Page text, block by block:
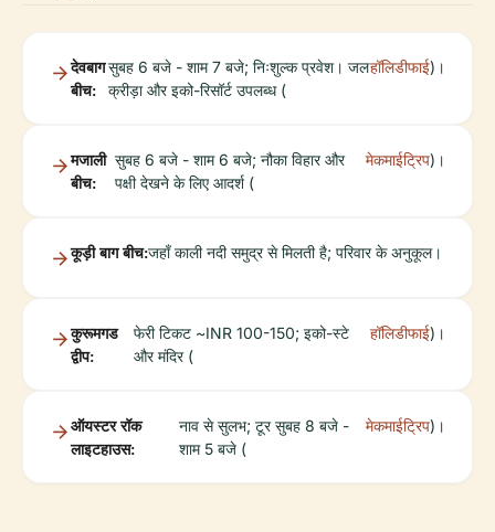
देवबाग
बीच:
सुबह 6 बजे - शाम 7 बजे; निःशुल्क प्रवेश। जल
क्रीड़ा और इको-रिसॉर्ट उपलब्ध (
हॉलिडीफाई)।
मजाली
बीच:
सुबह 6 बजे - शाम 6 बजे; नौका विहार और
पक्षी देखने के लिए आदर्श (
मेकमाईट्रिप)।
कूड़ी बाग बीच:जहाँ काली नदी समुद्र से मिलती है; परिवार के अनुकूल।
कुरूमगड
द्वीप:
फेरी टिकट ~INR 100-150; इको-स्टे
और मंदिर (
हॉलिडीफाई)।
ऑयस्टर रॉक
लाइटहाउस:
नाव से सुलभ; टूर सुबह 8 बजे -
शाम 5 बजे (
मेकमाईट्रिप)।